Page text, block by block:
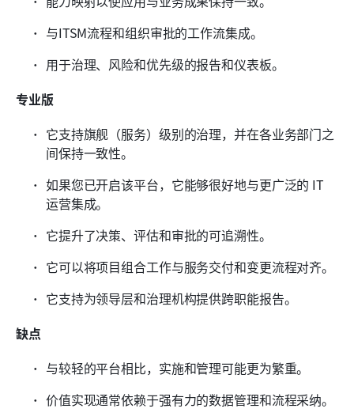
与ITSM流程和组织审批的工作流集成。
用于治理、风险和优先级的报告和仪表板。
专业版
它支持旗舰（服务）级别的治理，并在各业务部门之
间保持一致性。
如果您已开启该平台，它能够很好地与更广泛的 IT
运营集成。
它提升了决策、评估和审批的可追溯性。
它可以将项目组合工作与服务交付和变更流程对齐。
它支持为领导层和治理机构提供跨职能报告。
缺点
与较轻的平台相比，实施和管理可能更为繁重。
价值实现通常依赖于强有力的数据管理和流程采纳。